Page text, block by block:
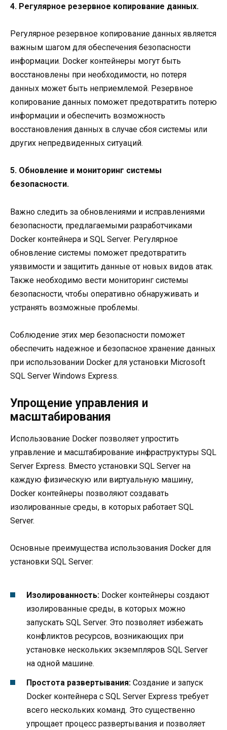
4. Регулярное резервное копирование данных.
Регулярное резервное копирование данных является
важным шагом для обеспечения безопасности
информации. Docker контейнеры могут быть
восстановлены при необходимости, но потеря
данных может быть неприемлемой. Резервное
копирование данных поможет предотвратить потерю
информации и обеспечить возможность
восстановления данных в случае сбоя системы или
других непредвиденных ситуаций.
5. Обновление и мониторинг системы
безопасности.
Важно следить за обновлениями и исправлениями
безопасности, предлагаемыми разработчиками
Docker контейнера и SQL Server. Регулярное
обновление системы поможет предотвратить
уязвимости и защитить данные от новых видов атак.
Также необходимо вести мониторинг системы
безопасности, чтобы оперативно обнаруживать и
устранять возможные проблемы.
Соблюдение этих мер безопасности поможет
обеспечить надежное и безопасное хранение данных
при использовании Docker для установки Microsoft
SQL Server Windows Express.
Упрощение управления и
масштабирования
Использование Docker позволяет упростить
управление и масштабирование инфраструктуры SQL
Server Express. Вместо установки SQL Server на
каждую физическую или виртуальную машину,
Docker контейнеры позволяют создавать
изолированные среды, в которых работает SQL
Server.
Основные преимущества использования Docker для
установки SQL Server:
Изолированность: Docker контейнеры создают
изолированные среды, в которых можно
запускать SQL Server. Это позволяет избежать
конфликтов ресурсов, возникающих при
установке нескольких экземпляров SQL Server
на одной машине.
Простота развертывания: Создание и запуск
Docker контейнера с SQL Server Express требует
всего нескольких команд. Это существенно
упрощает процесс развертывания и позволяет